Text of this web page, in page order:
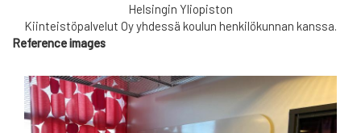
Helsingin Yliopiston
Kiinteistöpalvelut Oy yhdessä koulun henkilökunnan kanssa.
Reference images